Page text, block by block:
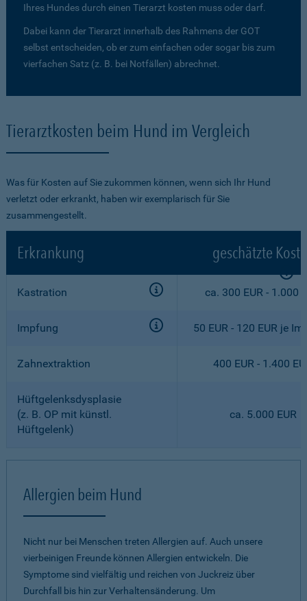
Ihres Hundes durch einen Tierarzt kosten muss oder darf.
Dabei kann der Tierarzt innerhalb des Rahmens der GOT
selbst entscheiden, ob er zum einfachen oder sogar bis zum
vierfachen Satz (z. B. bei Notfällen) abrechnet.
Tierarztkosten beim Hund im Vergleich
Was für Kosten auf Sie zukommen können, wenn sich Ihr Hund
verletzt oder erkrankt, haben wir exemplarisch für Sie
zusammengestellt.
Erkrankung geschätzte
Kastration ca. 300 EUR - 1.000
Impfung 50 EUR - 120 EUR je
Zahnextraktion 400 EUR - 1.400
Hüftgelenksdysplasie
(z. B. OP mit künstl.
Hüftgelenk)
ca. 5.000 EUR
Allergien beim Hund
Nicht nur bei Menschen treten Allergien auf. Auch unsere
vierbeinigen Freunde können Allergien entwickeln. Die
Symptome sind vielfältig und reichen von Juckreiz über
Durchfall bis hin zur Verhaltensänderung. Um